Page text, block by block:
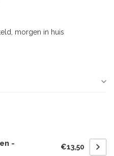
morgen in huis
-
€13,50